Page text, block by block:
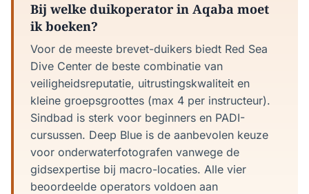
Bij welke duikoperator in Aqaba moet
ik boeken?
Voor de meeste brevet-duikers biedt Red Sea
Dive Center de beste combinatie van
veiligheidsreputatie, uitrustingskwaliteit en
kleine groepsgroottes (max 4 per instructeur).
Sindbad is sterk voor beginners en PADI-
cursussen. Deep Blue is de aanbevolen keuze
voor onderwaterfotografen vanwege de
gidsexpertise bij macro-locaties. Alle vier
beoordeelde operators voldoen aan